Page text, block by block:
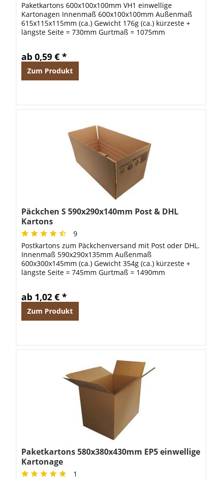
Paketkartons 600x100x100mm VH1 einwellige
Kartonagen Innenmaß 600x100x100mm Außenmaß
615x115x115mm (ca.) Gewicht 176g (ca.) kürzeste +
längste Seite = 730mm Gurtmaß = 1075mm
ab 0,59 € *
Zum Produkt
Päckchen S 590x290x140mm Post & DHL
Kartons
9
Postkartons zum Päckchenversand mit Post oder DHL.
Innenmaß 590x290x135mm Außenmaß
600x300x145mm (ca.) Gewicht 354g (ca.) kürzeste +
längste Seite = 745mm Gurtmaß = 1490mm
ab 1,02 € *
Zum Produkt
Paketkartons 580x380x430mm EP5 einwellige
Kartonage
1